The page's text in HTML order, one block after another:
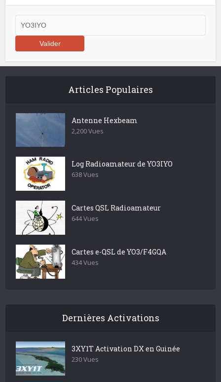
Articles Populaires
Antenne Hexbeam
2,200 Vues
Log Radioamateur de YO3IYO
638 Vues
Cartes QSL Radioamateur
644 Vues
Cartes e-QSL de YO3/F4GQA
434 Vues
Dernières Activations
3XY1T Activation DX en Guinée
230 Vues